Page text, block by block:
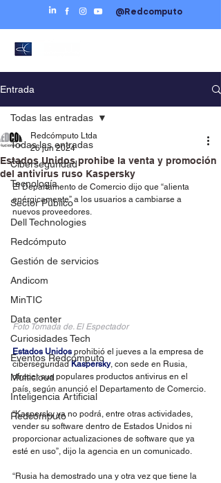
@Redcomputo
Entrada
Todas las entradas
Ciberseguridad
Tecnología
Sector Público
Dell Technologies
Redcómputo
Gestión de servicios
Andicom
MinTIC
Data center
Curiosidades Tech
Eventos Redcómputo
Multicloud
Inteligencia Artificial
Redcómputo
Todas las entradas
Estados Unidos prohibe la venta y promoción
del antivirus ruso Kaspersky
Redcómputo Ltda
26 jun 2024
El Departamento de Comercio dijo que “alienta
enérgicamente” a los usuarios a cambiarse a
nuevos proveedores.
Foto Tomada de. El Espectador
Estados Unidos prohibió el jueves a la empresa de
ciberseguridad Kaspersky, con sede en Rusia,
ofrecer sus populares productos antivirus en el
país, según anunció el Departamento de Comercio.
“Kaspersky ya no podrá, entre otras actividades,
vender su software dentro de Estados Unidos ni
proporcionar actualizaciones de software que ya
esté en uso”, dijo la agencia en un comunicado.
“Rusia ha demostrado una y otra vez que tiene la